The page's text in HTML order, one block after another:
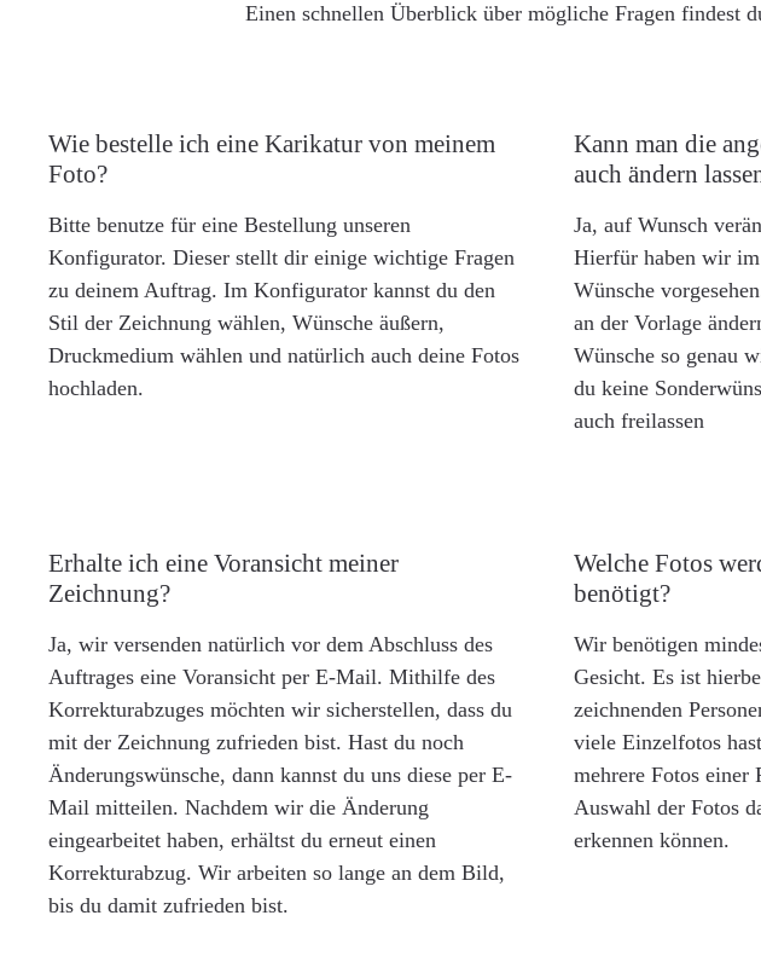
Einen schnellen Überblick über mögliche Fragen findest
Wie bestelle ich eine Karikatur von meinem
Foto?
Bitte benutze für eine Bestellung unseren
Konfigurator. Dieser stellt dir einige wichtige Fragen
zu deinem Auftrag. Im Konfigurator kannst du den
Stil der Zeichnung wählen, Wünsche äußern,
Druckmedium wählen und natürlich auch deine Fotos
hochladen.
Kann man die
auch ändern
Ja, auf Wunsch
Hierfür haben wir
Wünsche
an der Vorlage
Wünsche so genau
du keine
auch freilassen
Erhalte ich eine Voransicht meiner
Zeichnung?
Ja, wir versenden natürlich vor dem Abschluss des
Auftrages eine Voransicht per E-Mail. Mithilfe des
Korrekturabzuges möchten wir sicherstellen, dass du
mit der Zeichnung zufrieden bist. Hast du noch
Änderungswünsche, dann kannst du uns diese per E-
Mail mitteilen. Nachdem wir die Änderung
eingearbeitet haben, erhältst du erneut einen
Korrekturabzug. Wir arbeiten so lange an dem Bild,
bis du damit zufrieden bist.
Welche Fotos
benötigt?
Wir benötigen
Gesicht. Es ist
zeichnenden
viele Einzelfotos
mehrere Fotos einer
Auswahl der Fotos
erkennen können.